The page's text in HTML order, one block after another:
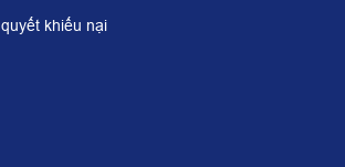
khiếu nại